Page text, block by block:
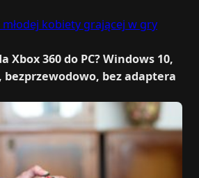
Xbox 360 do PC? Windows 10,
bez adaptera